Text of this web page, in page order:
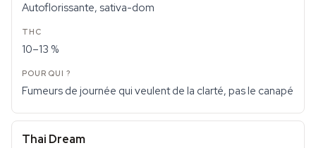
Autoflorissante, sativa-dom
10–13 %
Fumeurs de journée qui veulent de la clarté, pas le canapé
Thai Dream